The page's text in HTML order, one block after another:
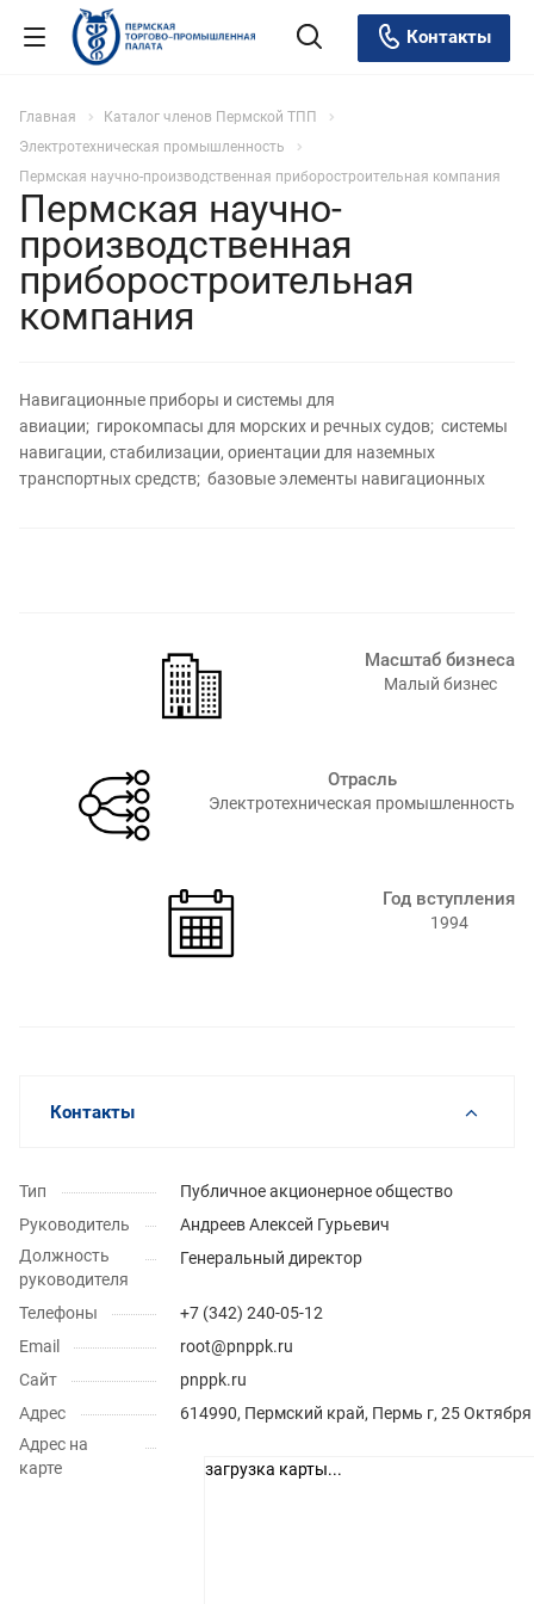
Контакты
Главная
Каталог членов Пермской ТПП
Электротехническая промышленность
Пермская научно-производственная приборостроительная компания
Пермская научно-
производственная
приборостроительная
компания
Навигационные приборы и системы для
авиации; гирокомпасы для морских и речных судов; системы
навигации, стабилизации, ориентации для наземных
транспортных средств; базовые элементы навигационных
Масштаб бизнеса
Малый бизнес
Отрасль
Электротехническая промышленность⁠
Год вступления
1994⁠
Контакты
Тип
Публичное акционерное общество
Руководитель
Андреев Алексей Гурьевич
Должность
руководителя
Генеральный директор
Телефоны
+7 (342) 240-05-12
Email
root@pnppk.ru
Сайт
pnppk.ru
Адрес
614990, Пермский край, Пермь г, 25
Адрес на
карте
загрузка карты...